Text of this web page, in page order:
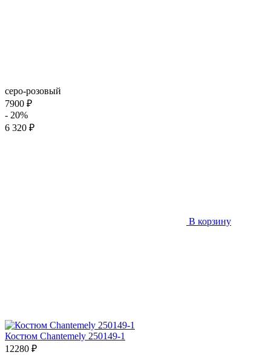
серо-розовый
7900 ₽
- 20%
6 320 ₽
В корзину
Костюм Chantemely 250149-1
12280 ₽